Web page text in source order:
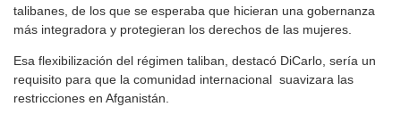
talibanes, de los que se esperaba que hicieran una gobernanza
más integradora y protegieran los derechos de las mujeres.
Esa flexibilización del régimen taliban, destacó DiCarlo, sería un
requisito para que la comunidad internacional suavizara las
restricciones en Afganistán.